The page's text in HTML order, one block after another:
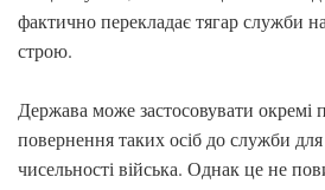
фактично перекладає тягар служби
строю.
Держава може застосовувати окремі
повернення таких осіб до служби
чисельності війська. Однак це не